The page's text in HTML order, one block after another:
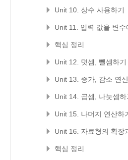
Unit 10. 상수 사용하기
Unit 11. 입력 값을 변수
핵심 정리
Unit 12. 덧셈, 뺄셈하기
Unit 13. 증가, 감소 연
Unit 14. 곱셈, 나눗셈하
Unit 15. 나머지 연산하
Unit 16. 자료형의 확장
핵심 정리